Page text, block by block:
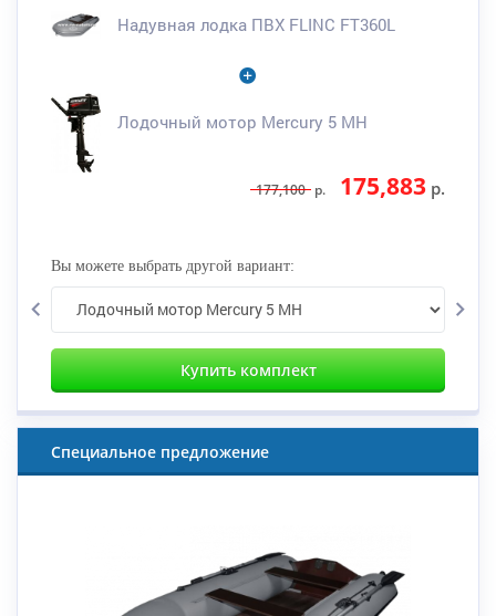
Надувная лодка ПВХ FLINC FT360L
Лодочный мотор Mercury 5 MH
177,100 р. 175,883 р.
Вы можете выбрать другой вариант:
Купить комплект
Специальное предложение